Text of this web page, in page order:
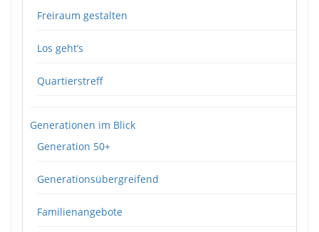
Freiraum gestalten
Los geht’s
Quartierstreff
Generationen im Blick
Generation 50+
Generationsübergreifend
Familienangebote